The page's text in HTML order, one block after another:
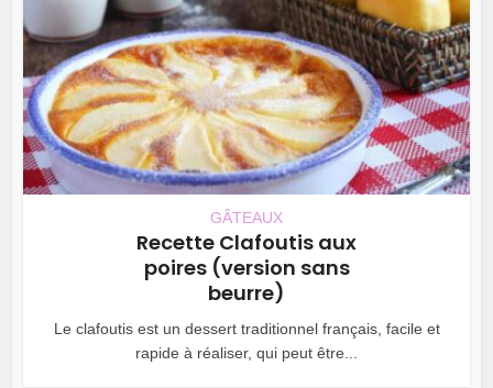
GÂTEAUX
Recette Clafoutis aux
poires (version sans
beurre)
Le clafoutis est un dessert traditionnel français, facile et
rapide à réaliser, qui peut être...